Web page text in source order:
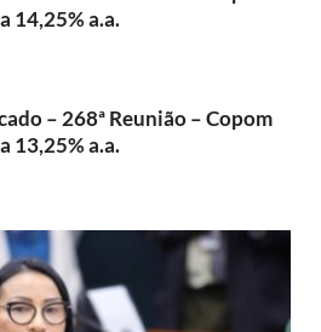
14,25% a.a.
– 268ª Reunião – Copom
13,25% a.a.